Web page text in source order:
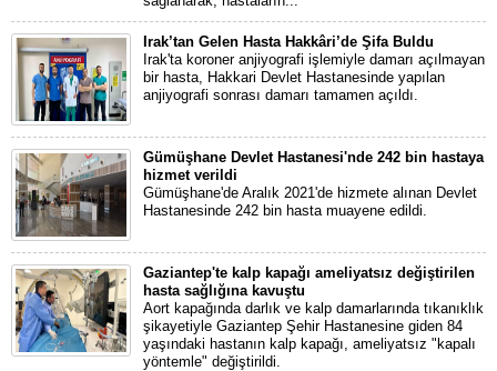
Irak’tan Gelen Hasta Hakkâri’de Şifa Buldu
Irak'ta koroner anjiyografi işlemiyle damarı açılmayan
bir hasta, Hakkari Devlet Hastanesinde yapılan
anjiyografi sonrası damarı tamamen açıldı.
Gümüşhane Devlet Hastanesi'nde 242 bin hastaya
hizmet verildi
Gümüşhane'de Aralık 2021'de hizmete alınan Devlet
Hastanesinde 242 bin hasta muayene edildi.
Gaziantep'te kalp kapağı ameliyatsız değiştirilen
hasta sağlığına kavuştu
Aort kapağında darlık ve kalp damarlarında tıkanıklık
şikayetiyle Gaziantep Şehir Hastanesine giden 84
yaşındaki hastanın kalp kapağı, ameliyatsız "kapalı
yöntemle" değiştirildi.